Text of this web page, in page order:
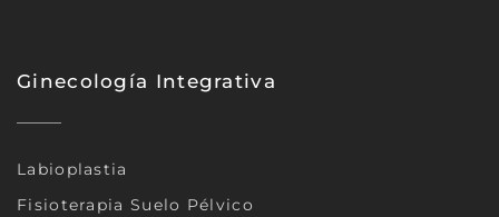
Ginecología Integrativa
Labioplastia
Fisioterapia Suelo Pélvico